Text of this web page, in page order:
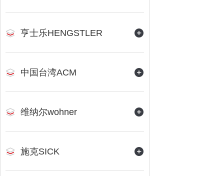
亨士乐HENGSTLER
中国台湾ACM
维纳尔wohner
施克SICK